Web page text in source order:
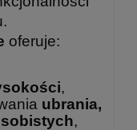
oferuje:
,
ubrania,
,